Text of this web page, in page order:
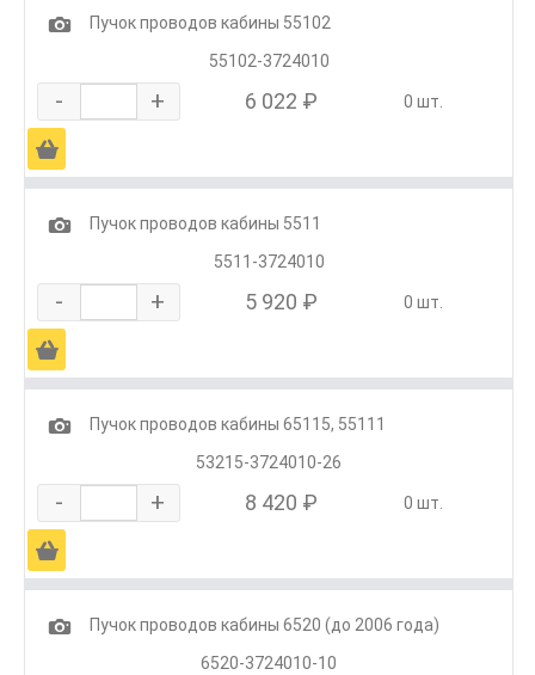
1
Пучок проводов кабины 55102
55102-3724010
- + 6 022 ₽ 0 шт.
Ä
1
Пучок проводов кабины 5511
5511-3724010
- + 5 920 ₽ 0 шт.
Ä
1
Пучок проводов кабины 65115, 55111
53215-3724010-26
- + 8 420 ₽ 0 шт.
Ä
1
Пучок проводов кабины 6520 (до 2006 года)
6520-3724010-10